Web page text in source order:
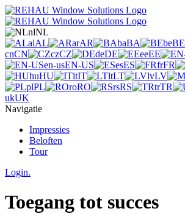
nlNL
alAL arAR baBA beBE
cnCN czCZ deDE eeEE
en-usEN-US esES frFR
huHU itIT ltLT lvLV
plPL roRO rsRS trTR
ukUK
Navigatie
Impressies
Beloften
Tour
Login.
Toegang tot succes